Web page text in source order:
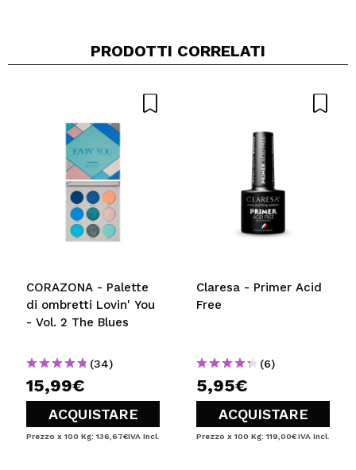
PRODOTTI CORRELATI
CORAZONA - Palette
di ombretti Lovin' You
- Vol. 2 The Blues
(34)
15,99€
ACQUISTARE
Prezzo x 100 Kg: 136,67€IVA Incl.
Claresa - Primer Acid
Free
(6)
5,95€
ACQUISTARE
Prezzo x 100 Kg: 119,00€IVA Incl.